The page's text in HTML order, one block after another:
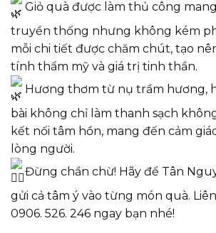
Giỏ quà được làm thủ công
truyền thống nhưng không kém
mỗi chi tiết được chăm chút, tạo
tính thẩm mỹ và giá trị tinh thần.
Hương thơm từ nụ trầm hương,
bài không chỉ làm thanh sạch
kết nối tâm hồn, mang đến cảm
lòng người.
Đừng chần chừ! Hãy để Tân
gửi cả tâm ý vào từng món quà.
0906. 526. 246 ngay bạn nhé!